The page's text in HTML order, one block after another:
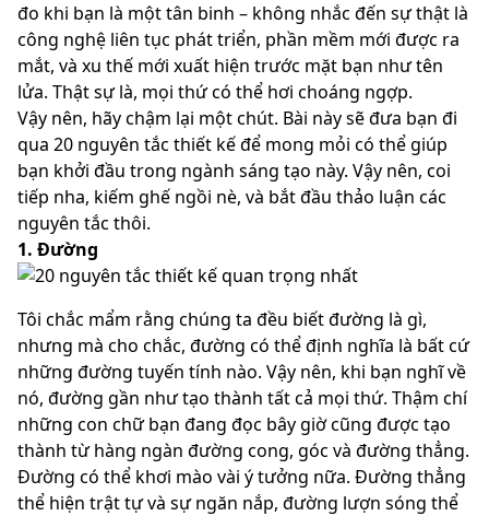
đo khi bạn là một tân binh – không nhắc đến sự thật là
công nghệ liên tục phát triển, phần mềm mới được ra
mắt, và xu thế mới xuất hiện trước mặt bạn như tên
lửa. Thật sự là, mọi thứ có thể hơi choáng ngợp.
Vậy nên, hãy chậm lại một chút. Bài này sẽ đưa bạn đi
qua 20 nguyên tắc thiết kế để mong mỏi có thể giúp
bạn khởi đầu trong ngành sáng tạo này. Vậy nên, coi
tiếp nha, kiếm ghế ngồi nè, và bắt đầu thảo luận các
nguyên tắc thôi.
1. Đường
Tôi chắc mẩm rằng chúng ta đều biết đường là gì,
nhưng mà cho chắc, đường có thể định nghĩa là bất cứ
những đường tuyến tính nào. Vậy nên, khi bạn nghĩ về
nó, đường gần như tạo thành tất cả mọi thứ. Thậm chí
những con chữ bạn đang đọc bây giờ cũng được tạo
thành từ hàng ngàn đường cong, góc và đường thẳng.
Đường có thể khơi mào vài ý tưởng nữa. Đường thẳng
thể hiện trật tự và sự ngăn nắp, đường lượn sóng thể